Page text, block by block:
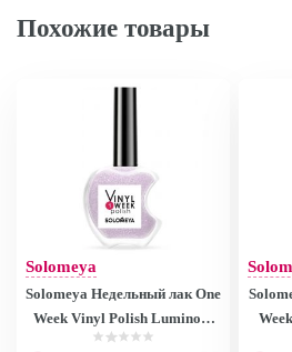
Похожие товары
Solomeya
Solomeya Недельный лак One
Week Vinyl Polish Luminous
38, 13ml